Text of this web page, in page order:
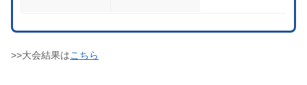
>>大会結果はこちら